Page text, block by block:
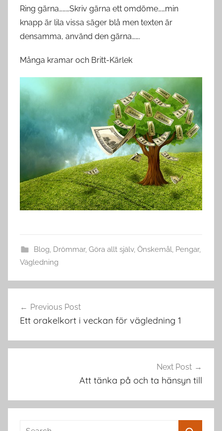
Ring gärna………Skriv gärna ett omdöme……min
knapp är lila vissa säger blå men texten är
densamma, använd den gärna…….
Många kramar och Britt-Kärlek
Blog, Drömmar, Göra allt själv, Önskemål, Pengar,
Vägledning
navigation
Previous Post
Ett orakelkort i veckan för vägledning 1
Next Post
Att tänka på och ta hänsyn till
Search